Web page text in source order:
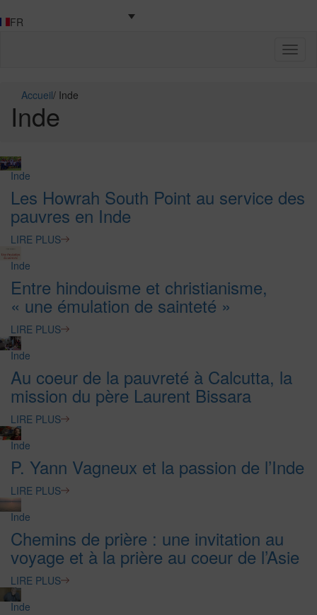
FR
Accueil/ Inde
Inde
Inde
Les Howrah South Point au service des
pauvres en Inde
LIRE PLUS
Inde
Entre hindouisme et christianisme,
« une émulation de sainteté »
LIRE PLUS
Inde
Au coeur de la pauvreté à Calcutta, la
mission du père Laurent Bissara
LIRE PLUS
Inde
P. Yann Vagneux et la passion de l’Inde
LIRE PLUS
Inde
Chemins de prière : une invitation au
voyage et à la prière au coeur de l’Asie
LIRE PLUS
Inde